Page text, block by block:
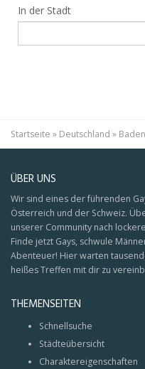
In der Stadt
Startseite » Deutschland »
ÜBER UNS
Wir sind eines der führenden
Österreich und der Schweiz.
unserer Community nach
Finde jetzt Gays, schwule
Abenteuer! Hier warten
heißes Treffen mit dir zu
THEMENSEITEN
Schnellsuche
Städteübersicht
Charaktereigenschaften